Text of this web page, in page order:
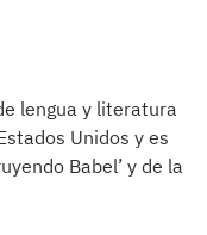
lengua y literatura
Unidos y es
Babel’ y de la